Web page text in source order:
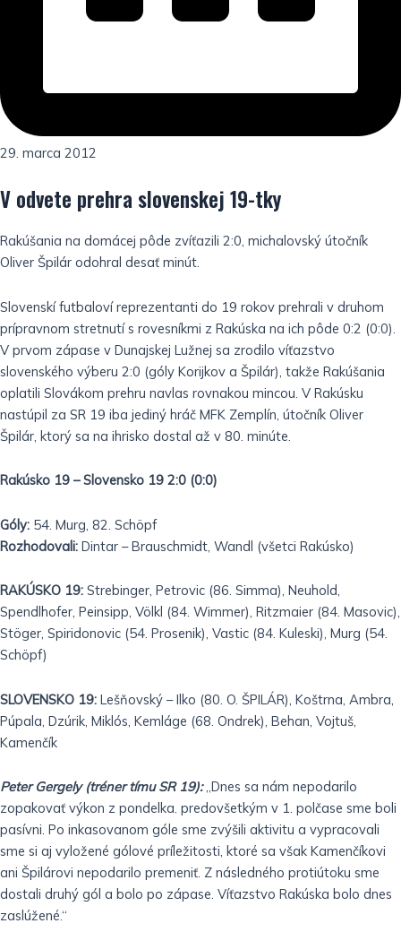
29. marca 2012
V odvete prehra slovenskej 19-tky
Rakúšania na domácej pôde zvíťazili 2:0, michalovský útočník
Oliver Špilár odohral desať minút.
Slovenskí futbaloví reprezentanti do 19 rokov prehrali v druhom
prípravnom stretnutí s rovesníkmi z Rakúska na ich pôde 0:2 (0:0).
V prvom zápase v Dunajskej Lužnej sa zrodilo víťazstvo
slovenského výberu 2:0 (góly Korijkov a Špilár), takže Rakúšania
oplatili Slovákom prehru navlas rovnakou mincou. V Rakúsku
nastúpil za SR 19 iba jediný hráč MFK Zemplín, útočník Oliver
Špilár, ktorý sa na ihrisko dostal až v 80. minúte.
Rakúsko 19 – Slovensko 19 2:0 (0:0)
Góly: 54. Murg, 82. Schöpf
Rozhodovali: Dintar – Brauschmidt, Wandl (všetci Rakúsko)
RAKÚSKO 19: Strebinger, Petrovic (86. Simma), Neuhold,
Spendlhofer, Peinsipp, Völkl (84. Wimmer), Ritzmaier (84. Masovic),
Stöger, Spiridonovic (54. Prosenik), Vastic (84. Kuleski), Murg (54.
Schöpf)
SLOVENSKO 19: Lešňovský – Ilko (80. O. ŠPILÁR), Koštrna, Ambra,
Púpala, Dzúrik, Miklós, Kemláge (68. Ondrek), Behan, Vojtuš,
Kamenčík
Peter Gergely (tréner tímu SR 19):„Dnes sa nám nepodarilo
zopakovať výkon z pondelka. predovšetkým v 1. polčase sme boli
pasívni. Po inkasovanom góle sme zvýšili aktivitu a vypracovali
sme si aj vyložené gólové príležitosti, ktoré sa však Kamenčíkovi
ani Špilárovi nepodarilo premeniť. Z následného protiútoku sme
dostali druhý gól a bolo po zápase. Víťazstvo Rakúska bolo dnes
zaslúžené.“